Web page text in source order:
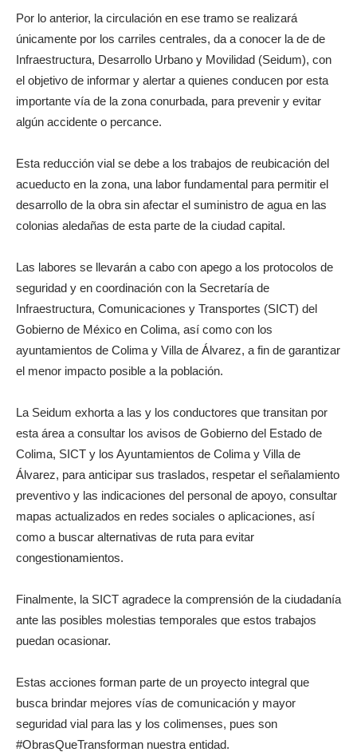
Por lo anterior, la circulación en ese tramo se realizará
únicamente por los carriles centrales, da a conocer la de de
Infraestructura, Desarrollo Urbano y Movilidad (Seidum), con
el objetivo de informar y alertar a quienes conducen por esta
importante vía de la zona conurbada, para prevenir y evitar
algún accidente o percance.
Esta reducción vial se debe a los trabajos de reubicación del
acueducto en la zona, una labor fundamental para permitir el
desarrollo de la obra sin afectar el suministro de agua en las
colonias aledañas de esta parte de la ciudad capital.
Las labores se llevarán a cabo con apego a los protocolos de
seguridad y en coordinación con la Secretaría de
Infraestructura, Comunicaciones y Transportes (SICT) del
Gobierno de México en Colima, así como con los
ayuntamientos de Colima y Villa de Álvarez, a fin de garantizar
el menor impacto posible a la población.
La Seidum exhorta a las y los conductores que transitan por
esta área a consultar los avisos de Gobierno del Estado de
Colima, SICT y los Ayuntamientos de Colima y Villa de
Álvarez, para anticipar sus traslados, respetar el señalamiento
preventivo y las indicaciones del personal de apoyo, consultar
mapas actualizados en redes sociales o aplicaciones, así
como a buscar alternativas de ruta para evitar
congestionamientos.
Finalmente, la SICT agradece la comprensión de la ciudadanía
ante las posibles molestias temporales que estos trabajos
puedan ocasionar.
Estas acciones forman parte de un proyecto integral que
busca brindar mejores vías de comunicación y mayor
seguridad vial para las y los colimenses, pues son
#ObrasQueTransforman nuestra entidad.